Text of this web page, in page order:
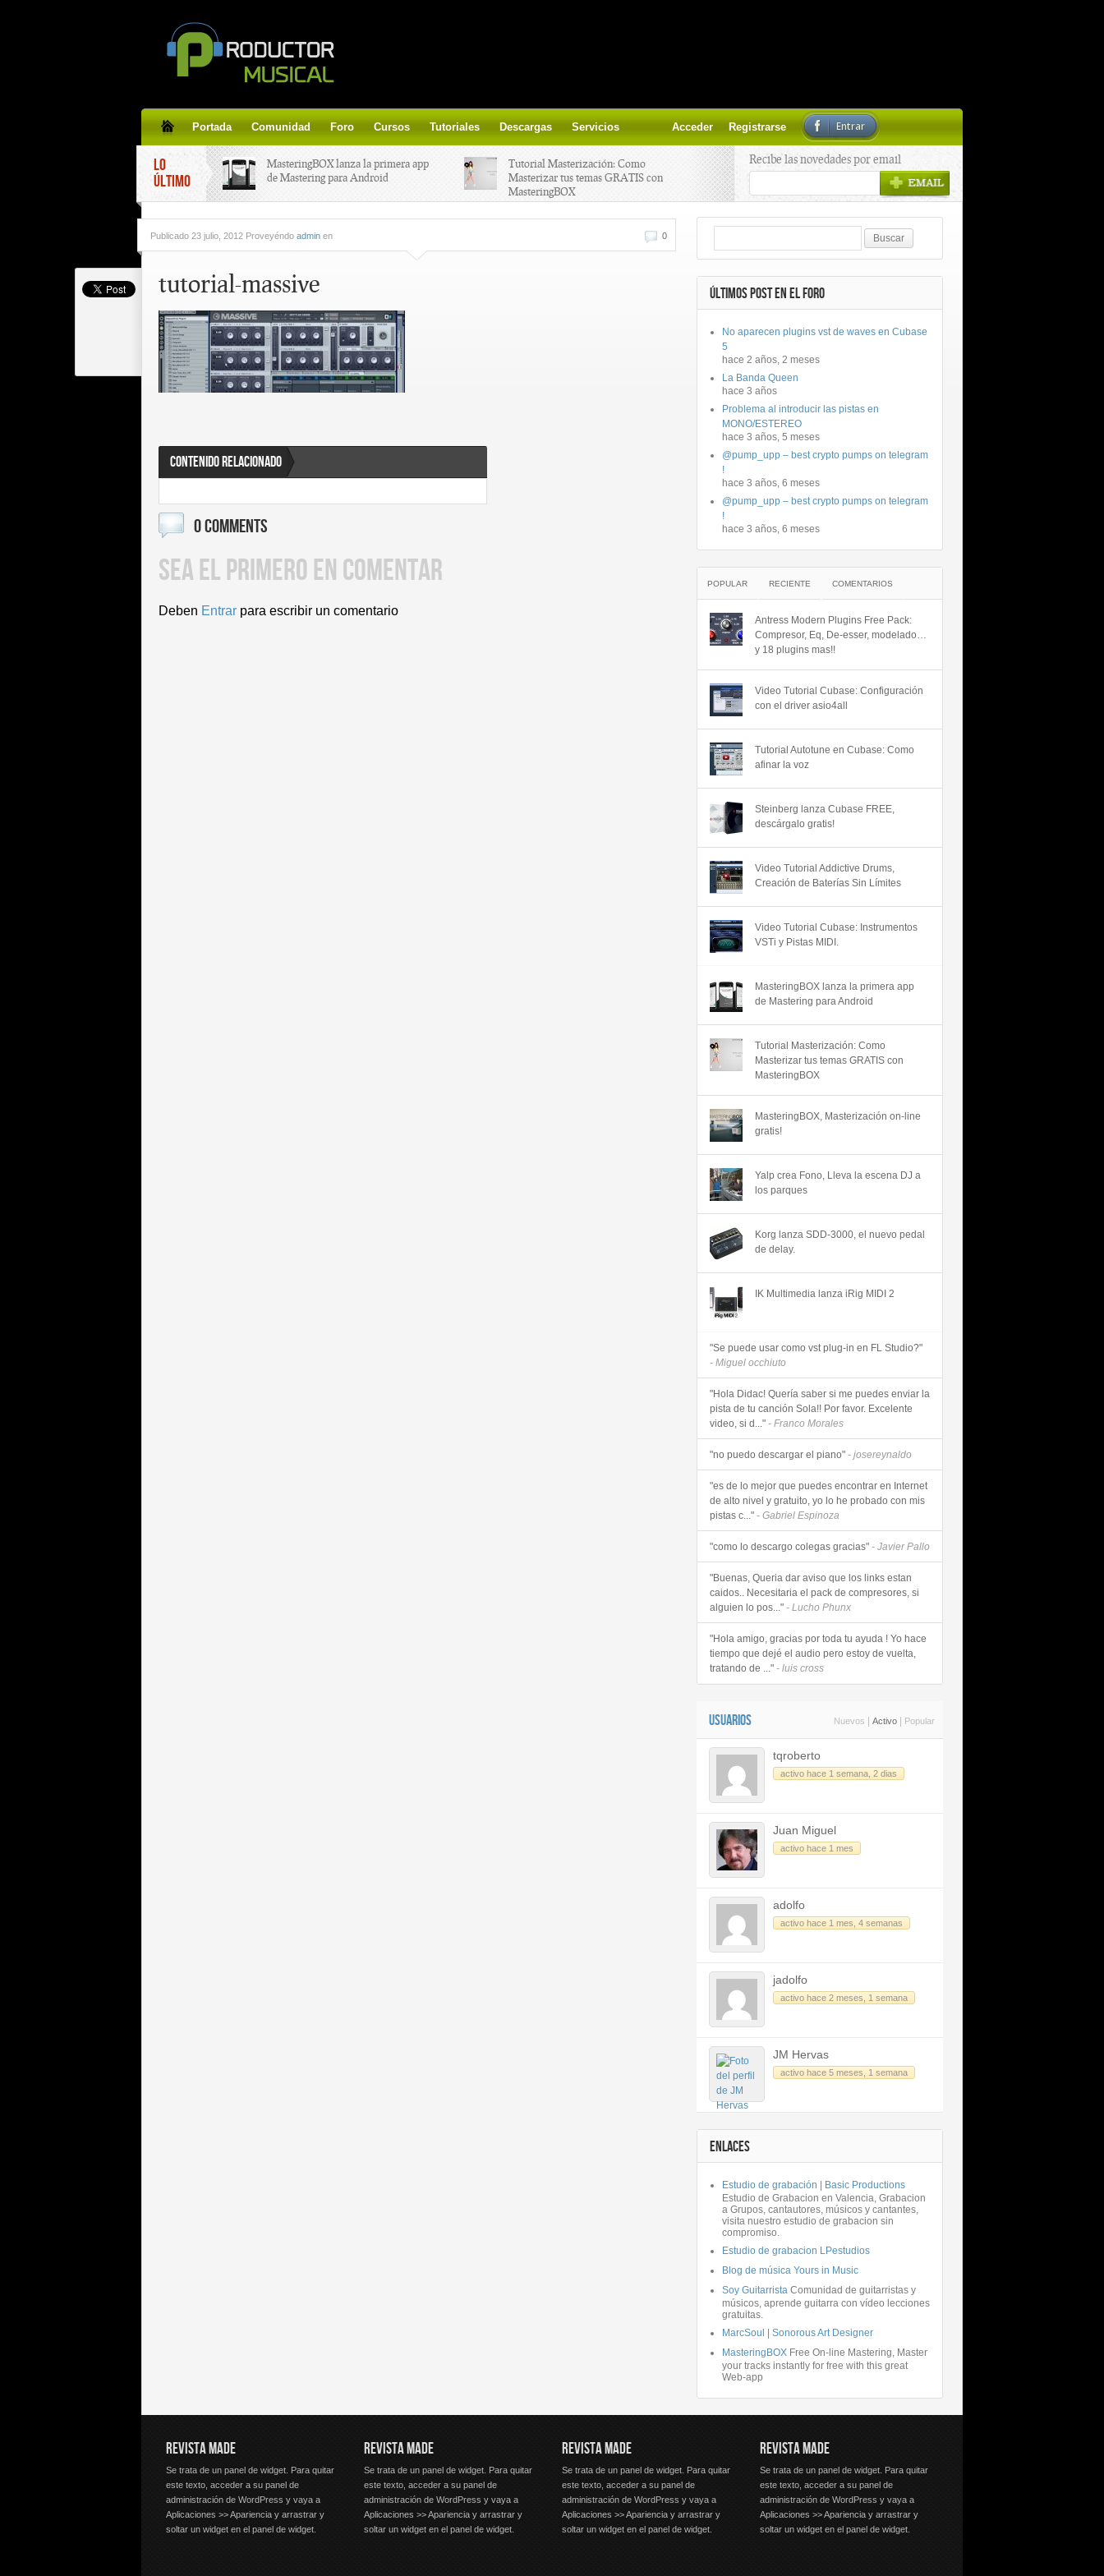
Portada Comunidad Foro Cursos Tutoriales Descargas Servicios Acceder Registrarse Entrar
LO
ÚLTIMO
MasteringBOX lanza la primera app
de Mastering para Android
Tutorial Masterización: Como
Masterizar tus temas GRATIS con
MasteringBOX
line gratis!
Yalp crea Fono, Lleva la escena DJ a
Korg lanza SDD-3000, el nuevo
Tutorial de CLA Effects, aprende a
aplicar efectos a tus voces.
Recibe las novedades por email
0
Publicado 23 julio, 2012 Proveyéndo admin en
tutorial-massive
CONTENIDO RELACIONADO
0 COMMENTS
SEA EL PRIMERO EN COMENTAR
Deben Entrar para escribir un comentario
ÚLTIMOS POST EN EL FORO
No aparecen plugins vst de waves en Cubase
5
hace 2 años, 2 meses
La Banda Queen
hace 3 años
Problema al introducir las pistas en
MONO/ESTEREO
hace 3 años, 5 meses
@pump_upp – best crypto pumps on telegram
!
hace 3 años, 6 meses
@pump_upp – best crypto pumps on telegram
!
hace 3 años, 6 meses
POPULAR RECIENTE COMENTARIOS
Antress Modern Plugins Free Pack:
Compresor, Eq, De-esser, modelado…
y 18 plugins mas!!
Video Tutorial Cubase: Configuración
con el driver asio4all
Tutorial Autotune en Cubase: Como
afinar la voz
Steinberg lanza Cubase FREE,
descárgalo gratis!
Video Tutorial Addictive Drums,
Creación de Baterías Sin Límites
Video Tutorial Cubase: Instrumentos
VSTi y Pistas MIDI.
MasteringBOX lanza la primera app
de Mastering para Android
Tutorial Masterización: Como
Masterizar tus temas GRATIS con
MasteringBOX
MasteringBOX, Masterización on-line
gratis!
Yalp crea Fono, Lleva la escena DJ a
los parques
Korg lanza SDD-3000, el nuevo pedal
de delay.
IK Multimedia lanza iRig MIDI 2
"Se puede usar como vst plug-in en FL Studio?"
- Miguel occhiuto
"Hola Didac! Quería saber si me puedes enviar la
pista de tu canción Sola!! Por favor. Excelente
video, si d..." - Franco Morales
"no puedo descargar el piano" - josereynaldo
"es de lo mejor que puedes encontrar en Internet
de alto nivel y gratuito, yo lo he probado con mis
pistas c..." - Gabriel Espinoza
"como lo descargo colegas gracias" - Javier Pallo
"Buenas, Queria dar aviso que los links estan
caidos.. Necesitaria el pack de compresores, si
alguien lo pos..." - Lucho Phunx
"Hola amigo, gracias por toda tu ayuda ! Yo hace
tiempo que dejé el audio pero estoy de vuelta,
tratando de ..." - luis cross
USUARIOS Nuevos Activo Popular
tqroberto
activo hace 1 semana, 2 dias
Juan Miguel
activo hace 1 mes
adolfo
activo hace 1 mes, 4 semanas
jadolfo
activo hace 2 meses, 1 semana
JM Hervas
activo hace 5 meses, 1 semana
ENLACES
Estudio de grabación | Basic Productions
Estudio de Grabacion en Valencia, Grabacion
a Grupos, cantautores, músicos y cantantes,
visita nuestro estudio de grabacion sin
compromiso.
Estudio de grabacion LPestudios
Blog de música Yours in Music
Soy Guitarrista Comunidad de guitarristas y
músicos, aprende guitarra con vídeo lecciones
gratuitas.
MarcSoul | Sonorous Art Designer
MasteringBOX Free On-line Mastering, Master
your tracks instantly for free with this great
Web-app
REVISTA MADE
Se trata de un panel de widget. Para quitar
este texto, acceder a su panel de
administración de WordPress y vaya a
Aplicaciones >> Apariencia y arrastrar y
soltar un widget en el panel de widget.
REVISTA MADE
Se trata de un panel de widget. Para quitar
este texto, acceder a su panel de
administración de WordPress y vaya a
Aplicaciones >> Apariencia y arrastrar y
soltar un widget en el panel de widget.
REVISTA MADE
Se trata de un panel de widget. Para quitar
este texto, acceder a su panel de
administración de WordPress y vaya a
Aplicaciones >> Apariencia y arrastrar y
soltar un widget en el panel de widget.
REVISTA MADE
Se trata de un panel de widget. Para quitar
este texto, acceder a su panel de
administración de WordPress y vaya a
Aplicaciones >> Apariencia y arrastrar y
soltar un widget en el panel de widget.